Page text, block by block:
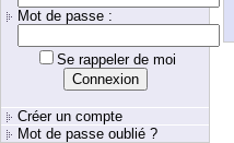
Mot de passe :
Se rappeler de moi
Créer un compte
Mot de passe oublié ?